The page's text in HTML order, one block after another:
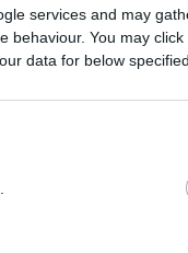
services and may
behaviour. You may
data for below
του Μαστού
για να
καρκίνου (ή